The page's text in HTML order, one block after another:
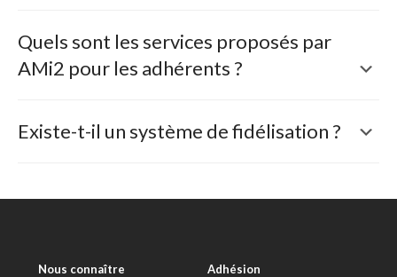
Quels sont les services proposés par
AMi2 pour les adhérents ?
Existe-t-il un système de fidélisation ?
Nous connaître Adhésion